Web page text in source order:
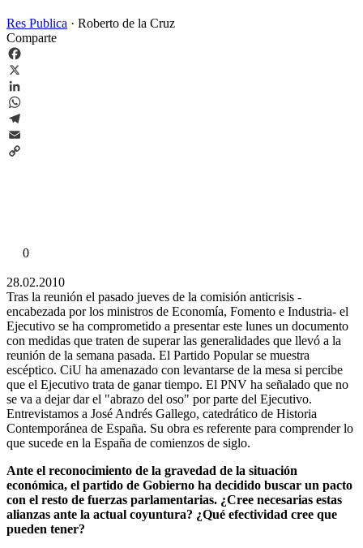
Res Publica · Roberto de la Cruz
Comparte
Facebook
X
LinkedIn
WhatsApp
Telegram
Email
0
28.02.2010
Tras la reunión el pasado jueves de la comisión anticrisis -
encabezada por los ministros de Economía, Fomento e Industria- el
Ejecutivo se ha comprometido a presentar este lunes un documento
con medidas que traten de superar las generalidades que llevó a la
reunión de la semana pasada. El Partido Popular se muestra
escéptico. CiU ha amenazado con levantarse de la mesa si percibe
que el Ejecutivo trata de ganar tiempo. El PNV ha señalado que no
se va a dejar dar el "abrazo del oso" por parte del Ejecutivo.
Entrevistamos a José Andrés Gallego, catedrático de Historia
Contemporánea de España. Su obra es referente para comprender lo
que sucede en la España de comienzos de siglo.
Ante el reconocimiento de la gravedad de la situación
económica, el partido de Gobierno ha decidido buscar un pacto
con el resto de fuerzas parlamentarias. ¿Cree necesarias estas
alianzas ante la actual coyuntura? ¿Qué efectividad cree que
pueden tener?